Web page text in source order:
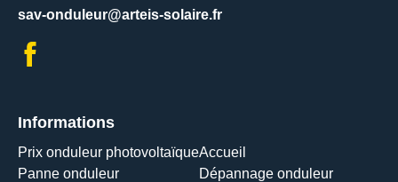
sav-onduleur@arteis-solaire.fr
Informations
Prix onduleur photovoltaïque
Panne onduleur
Accueil
Dépannage onduleur